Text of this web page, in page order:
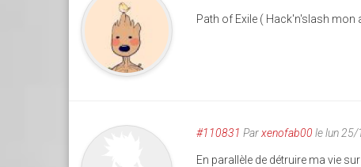
Path of Exile ( Hack'n'slash
#110831 Parxenofab00 le lun
En parallèle de détruire ma vie